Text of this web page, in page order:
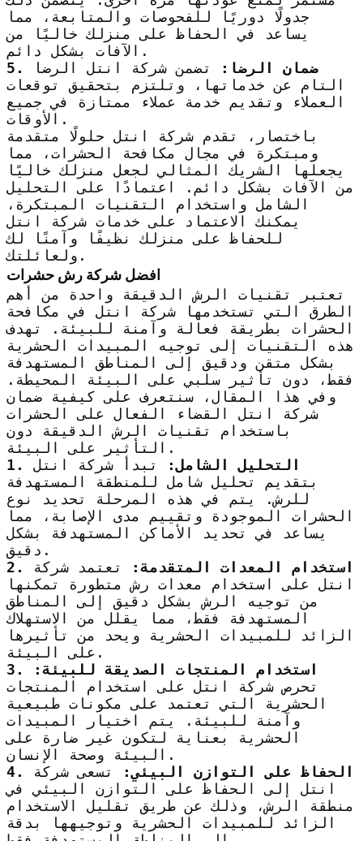
جدولًا دوريًا للفحوصات والمتابعة، مما
يساعد في الحفاظ على منزلك خاليًا من
الآفات بشكل دائم.
5. ضمان الرضا:
تضمن شركة انتل الرضا
التام عن خدماتها، وتلتزم بتحقيق توقعات
العملاء وتقديم خدمة عملاء ممتازة في جميع
الأوقات.
باختصار، تقدم شركة انتل حلولًا متقدمة
ومبتكرة في مجال مكافحة الحشرات، مما
يجعلها الشريك المثالي لجعل منزلك خاليًا
من الآفات بشكل دائم. اعتمادًا على التحليل
الشامل واستخدام التقنيات المبتكرة،
يمكنك الاعتماد على خدمات شركة انتل
للحفاظ على منزلك نظيفًا وآمنًا لك
ولعائلتك.
افضل شركة رش حشرات
تعتبر تقنيات الرش الدقيقة واحدة من أهم
الطرق التي تستخدمها شركة انتل في مكافحة
الحشرات بطريقة فعالة وآمنة للبيئة. تهدف
هذه التقنيات إلى توجيه المبيدات الحشرية
بشكل متقن ودقيق إلى المناطق المستهدفة
فقط، دون تأثير سلبي على البيئة المحيطة.
وفي هذا المقال، سنتعرف على كيفية ضمان
شركة انتل القضاء الفعال على الحشرات
باستخدام تقنيات الرش الدقيقة دون
التأثير على البيئة.
1. التحليل الشامل:
تبدأ شركة انتل
بتقديم تحليل شامل للمنطقة المستهدفة
للرش. يتم في هذه المرحلة تحديد نوع
الحشرات الموجودة وتقييم مدى الإصابة، مما
يساعد في تحديد الأماكن المستهدفة بشكل
دقيق.
2. استخدام المعدات المتقدمة:
تعتمد شركة
انتل على استخدام معدات رش متطورة تمكنها
من توجيه الرش بشكل دقيق إلى المناطق
المستهدفة فقط، مما يقلل من الاستهلاك
الزائد للمبيدات الحشرية ويحد من تأثيرها
على البيئة.
3. استخدام المنتجات الصديقة للبيئة:
تحرص شركة انتل على استخدام المنتجات
الحشرية التي تعتمد على مكونات طبيعية
وآمنة للبيئة. يتم اختيار المبيدات
الحشرية بعناية لتكون غير ضارة على
البيئة وصحة الإنسان.
4. الحفاظ على التوازن البيئي:
تسعى شركة
انتل إلى الحفاظ على التوازن البيئي في
منطقة الرش، وذلك عن طريق تقليل الاستخدام
الزائد للمبيدات الحشرية وتوجيهها بدقة